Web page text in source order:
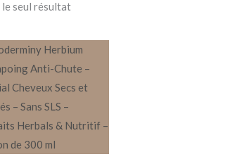
le seul résultat